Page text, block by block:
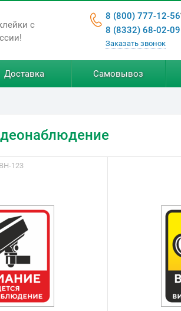
с
8 (800) 777-12-56
8 (8332) 68-02-09
Заказать звонок
Доставка Самовывоз
123